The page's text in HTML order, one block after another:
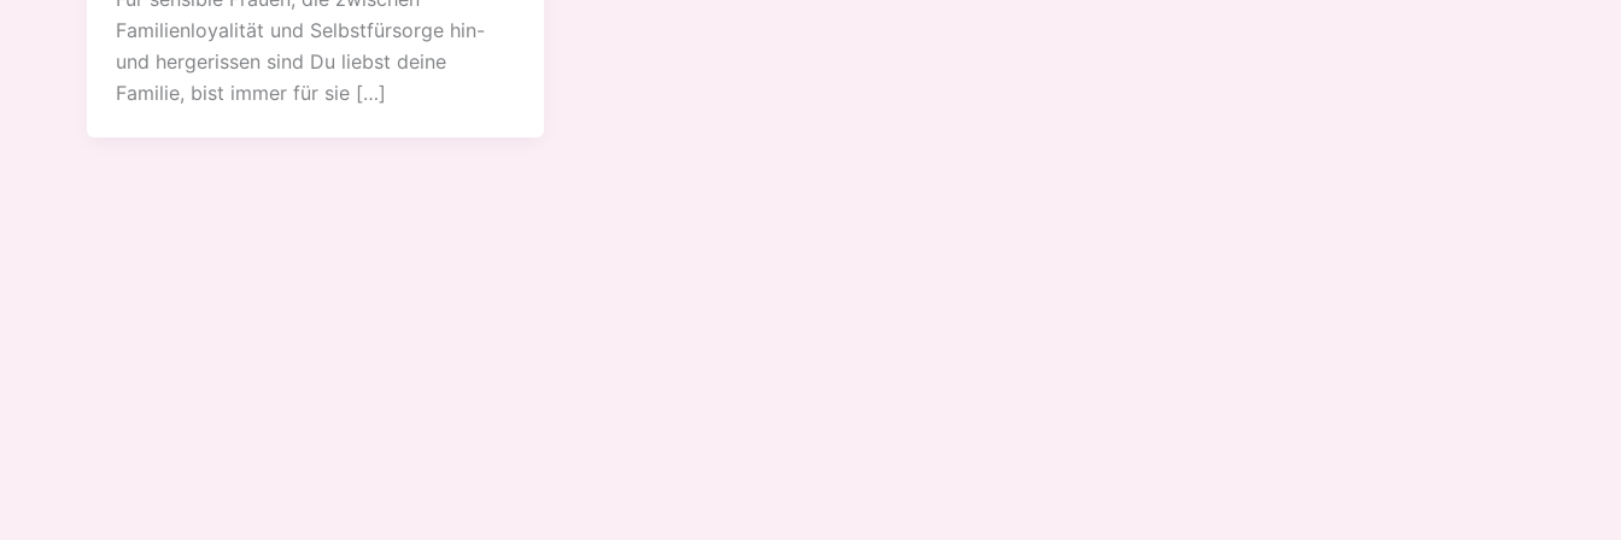
Familienloyalität und Selbstfürsorge hin-
und hergerissen sind Du liebst deine
Familie, bist immer für sie […]